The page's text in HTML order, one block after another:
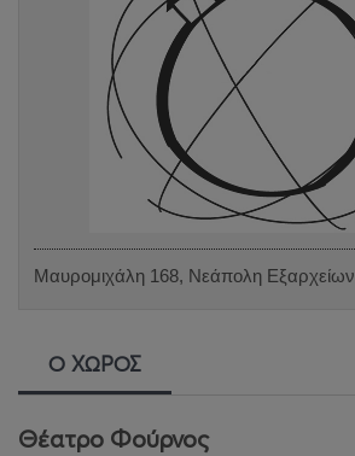
Μαυρομιχάλη 168, Νεάπολη Εξαρχείων
Ο ΧΩΡΟΣ
Θέατρο Φούρνος